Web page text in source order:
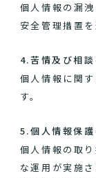
個人情報の漏
安全管理措置
4.苦情及び相
個人情報に関
す。
5.個人情報保
個人情報の取
な運用が実施